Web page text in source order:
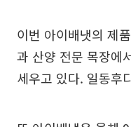
이번 아이배냇의 제
과 산양 전문 목장에
세우고 있다. 일동후